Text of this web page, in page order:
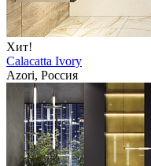
Хит!
Calacatta Ivory
Azori, Россия